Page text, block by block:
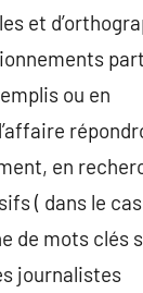
et
ou en
en
( dans le cas
de mots clés
journalistes